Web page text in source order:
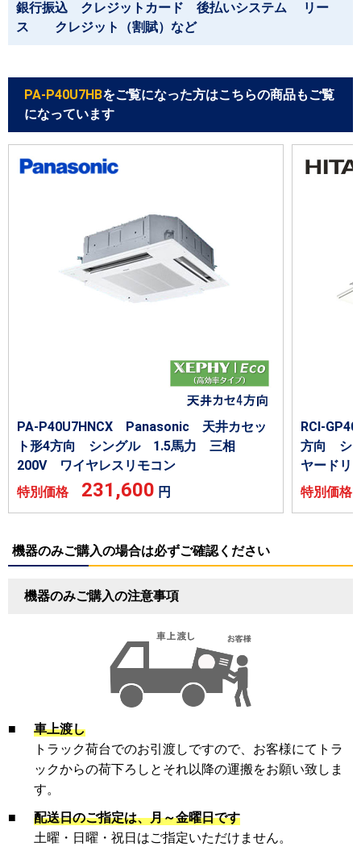
銀行振込 クレジットカード 後払いシステム リー
ス クレジット（割賦）など
PA-P40U7HBをご覧になった方はこちらの商品もご覧
になっています
PA-P40U7HNCX Panasonic 天井カセッ
ト形4方向 シングル 1.5馬力 三相
200V ワイヤレスリモコン
特別価格 231,600 円
RCI-
方向 シ
ヤードリ
特別価
機器のみご購入の場合は必ずご確認ください
機器のみご購入の注意事項
■
車上渡し
トラック荷台でのお引渡しですので、お客様にてトラ
ックからの荷下ろしとそれ以降の運搬をお願い致しま
す。
■
配送日のご指定は、月～金曜日です
土曜・日曜・祝日はご指定いただけません。